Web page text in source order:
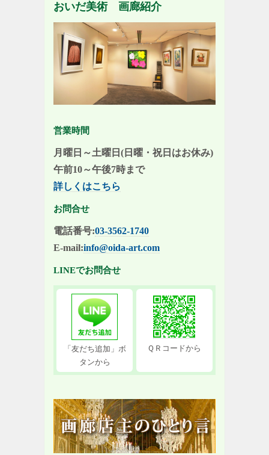
おいだ美術 画廊紹介
営業時間
月曜日～土曜日(日曜・祝日はお休み)
午前10～午後7時まで
詳しくはこちら
お問合せ
電話番号:03-3562-1740
E-mail:info@oida-art.com
LINEでお問合せ
「友だち追加」ボ
タンから
ＱＲコードから